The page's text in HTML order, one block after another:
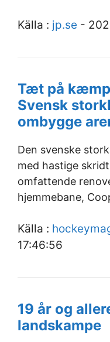
Källa : jp.se -
Tæt på
Svensk
ombygge
Den svenske
med hastige
omfattende
hjemmebane,
Källa :
17:46:56
19 år og
landskampe